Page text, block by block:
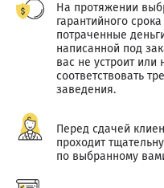
На протяжении
гарантийного
потраченные
написанной под
вас не устроит или
соответствовать
заведения.
Перед сдачей
проходит
по выбранному